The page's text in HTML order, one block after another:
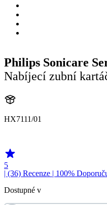
Philips Sonicare
Nabíjecí zubní
HX7111/01
5
| (36) Recenze | 100%
Dostupné v